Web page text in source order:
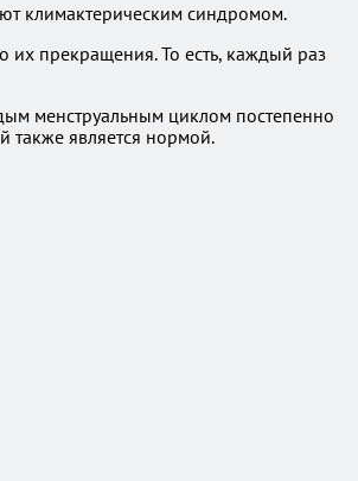
климактерическим синдромом.
их прекращения. То есть, каждый раз
менструальным циклом постепенно
также является нормой.